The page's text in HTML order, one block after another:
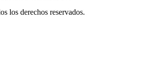
los derechos reservados.